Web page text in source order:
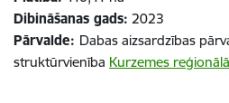
Dibināšanas gads: 2023
Pārvalde: Dabas aizsardzības
struktūrvienība Kurzemes